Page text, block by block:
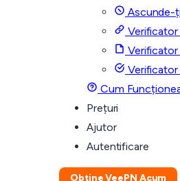
Ascunde-
Verificator
Verificator
Verificator
Cum
Prețuri
Ajutor
Autentificare
Obține VeePN Acum